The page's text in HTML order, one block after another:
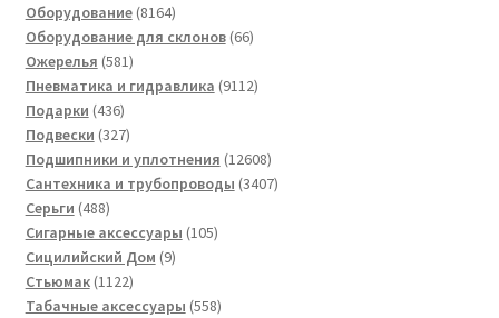
Оборудование 81648164
товара
Оборудование для склонов 6666
Ожерелья 581581
товар
Пневматика и гидравлика 91129112
Подарки 436436
товаров
Подвески 327327
товаров
Подшипники и уплотнения 1260812608
товаров
Сантехника и трубопроводы 34073407
Серьги 488488
товаров
Сигарные аксессуары 105105
Сицилийский Дом 99
Стьюмак 11221122
товара
Табачные аксессуары 558558